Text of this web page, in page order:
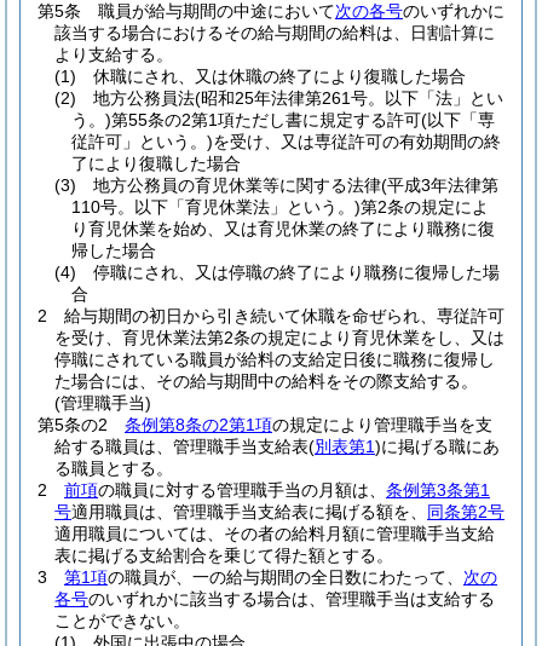
第5条
職員が給与期間の中途において次の各号のいずれかに
該当する場合におけるその給与期間の給料は、日割計算に
より支給する。
(1)
休職にされ、又は休職の終了により復職した場合
(2)
地方公務員法(昭和25年法律第261号。以下「法」とい
う。)第55条の2第1項ただし書に規定する許可(以下「専
従許可」という。)を受け、又は専従許可の有効期間の終
了により復職した場合
(3)
地方公務員の育児休業等に関する法律(平成3年法律第
110号。以下「育児休業法」という。)第2条の規定によ
り育児休業を始め、又は育児休業の終了により職務に復
帰した場合
(4)
停職にされ、又は停職の終了により職務に復帰した場
合
2
給与期間の初日から引き続いて休職を命ぜられ、専従許可
を受け、育児休業法第2条の規定により育児休業をし、又は
停職にされている職員が給料の支給定日後に職務に復帰し
た場合には、その給与期間中の給料をその際支給する。
(管理職手当)
第5条の2
条例第8条の2第1項の規定により管理職手当を支
給する職員は、管理職手当支給表(別表第1)に掲げる職にあ
る職員とする。
2
前項の職員に対する管理職手当の月額は、 条例第3条第1
号適用職員は、管理職手当支給表に掲げる額を、 同条第2号
適用職員については、その者の給料月額に管理職手当支給
表に掲げる支給割合を乗じて得た額とする。
3
第1項の職員が、一の給与期間の全日数にわたって、 次の
各号のいずれかに該当する場合は、管理職手当は支給する
ことができない。